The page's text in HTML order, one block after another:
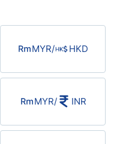
MYR/ HKD
MYR/ INR